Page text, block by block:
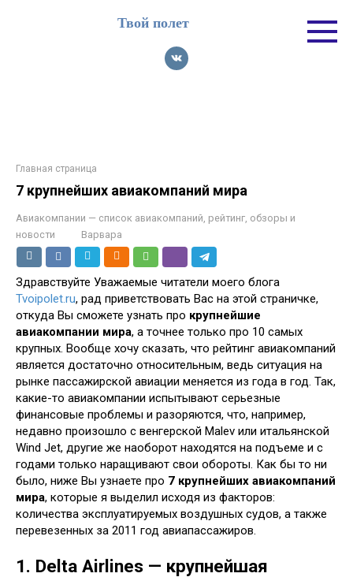
Твой полет
Главная страница
7 крупнейших авиакомпаний мира
Авиакомпании — список авиакомпаний, рейтинг, обзоры и
новости
Варвара
Здравствуйте Уважаемые читатели моего блога
Tvoipolet.ru, рад приветствовать Вас на этой страничке,
откуда Вы сможете узнать про крупнейшие
авиакомпании мира, а точнее только про 10 самых
крупных. Вообще хочу сказать, что рейтинг авиакомпаний
является достаточно относительным, ведь ситуация на
рынке пассажирской авиации меняется из года в год. Так,
какие-то авиакомпании испытывают серьезные
финансовые проблемы и разоряются, что, например,
недавно произошло с венгерской Malev или итальянской
Wind Jet, другие же наоборот находятся на подъеме и с
годами только наращивают свои обороты. Как бы то ни
было, ниже Вы узнаете про 7 крупнейших авиакомпаний
мира, которые я выделил исходя из факторов:
количества эксплуатируемых воздушных судов, а также
перевезенных за 2011 год авиапассажиров.
1. Delta Airlines — крупнейшая